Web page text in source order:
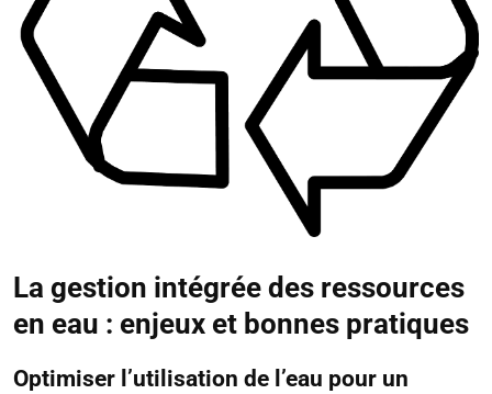
La gestion intégrée des ressources
en eau : enjeux et bonnes pratiques
Optimiser l’utilisation de l’eau pour un